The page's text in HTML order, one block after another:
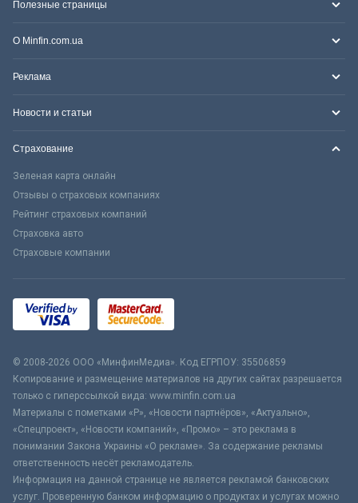
Полезные страницы
О Minfin.com.ua
Реклама
Новости и статьи
Страхование
Зеленая карта онлайн
Отзывы о страховых компаниях
Рейтинг страховых компаний
Страховка авто
Страховые компании
© 2008-2026 ООО «МинфинМедиа». Код ЕГРПОУ: 35506859
Копирование и размещение материалов на других сайтах разрешается
только с гиперссылкой вида: www.minfin.com.ua
Материалы с пометками «Р», «Новости партнёров», «Актуально»,
«Спецпроект», «Новости компаний», «Промо» – это реклама в
понимании Закона Украины «О рекламе». За содержание рекламы
ответственность несёт рекламодатель.
Информация на данной странице не является рекламой банковских
услуг. Проверенную банком информацию о продуктах и услугах можно